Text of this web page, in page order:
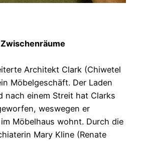
Architekt Clark (Chiwetel
Möbelgeschäft. Der Laden
nach einem Streit hat Clarks
weswegen er
Möbelhaus wohnt. Durch die
Mary Kline (Renate